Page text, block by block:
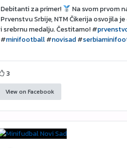
Debitanti za primer!
Na svom prvom
Prvenstvu Srbije, NTM Čikerija osvojila
i srebrnu medalju. Čestitamo! #
#minifootball#novisad#
3
View on Facebook